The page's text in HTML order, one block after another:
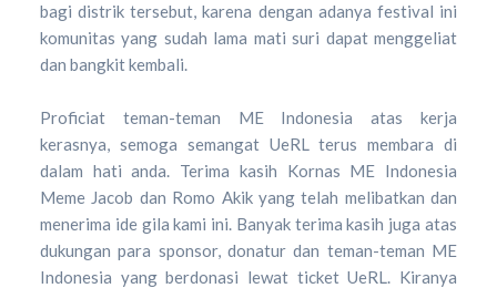
bagi distrik tersebut, karena dengan adanya festival ini
komunitas yang sudah lama mati suri dapat menggeliat
dan bangkit kembali.
Proficiat teman-teman ME Indonesia atas kerja
kerasnya, semoga semangat UeRL terus membara di
dalam hati anda. Terima kasih Kornas ME Indonesia
Meme Jacob dan Romo Akik yang telah melibatkan dan
menerima ide gila kami ini. Banyak terima kasih juga atas
dukungan para sponsor, donatur dan teman-teman ME
Indonesia yang berdonasi lewat ticket UeRL. Kiranya